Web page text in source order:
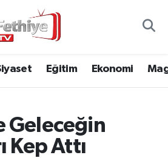
Eğitim Ekonomi
Geleceğin
Kep Attı
Haritası